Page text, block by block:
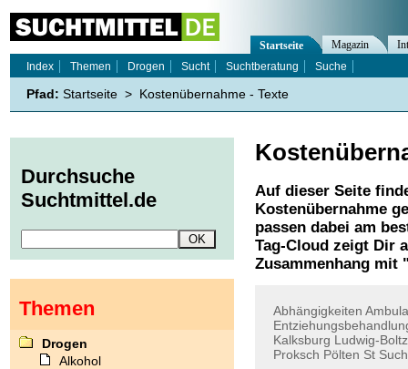
Auf dieser Seite
Kostenübernahme
passen dabei am
Tag-Cloud zeigt Dir
Zusammenhang mit
Abhängigkeiten
Kalksburg Ludwig-
Proksch Pölten St
Startseite Magazin
Index
Themen Drogen Sucht Suchtberatung Suche
Pfad: Startseite > Kostenübernahme - Texte
Durchsuche
Suchtmittel.de
Themen
Drogen
Alkohol